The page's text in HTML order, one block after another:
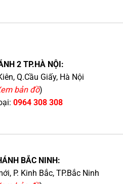
2 TP.HÀ NỘI:
Q.Cầu Giấy, Hà Nội
bản đồ)
0964 308 308
BẮC NINH:
P. Kinh Bắc, TP.Bắc Ninh